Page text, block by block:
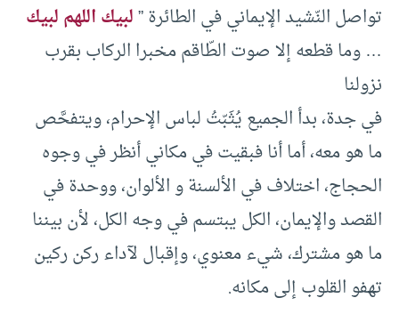
تواصل النّشيد الإيماني في الطائرة ”لبيك اللهم لبيك
… وما قطعه إلا صوت الطّاقم مخبرا الركاب بقرب
نزولنا
في جدة، بدأ الجميع يُثَبّتُ لباس الإحرام، ويتفحَّص
ما هو معه، أما أنا فبقيت في مكاني أنظر في وجوه
الحجاج، اختلاف في الألسنة و الألوان، ووحدة في
القصد والإيمان، الكل يبتسم في وجه الكل، لأن بيننا
ما هو مشترك، شيء معنوي، وإقبال لآداء ركن ركين
تهفو القلوب إلى مكانه.